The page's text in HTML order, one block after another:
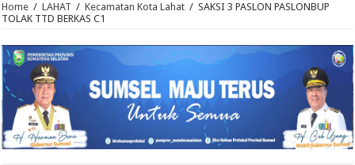
Home / LAHAT / Kecamatan Kota Lahat / SAKSI 3 PASLON PASLONBUP
TOLAK TTD BERKAS C1